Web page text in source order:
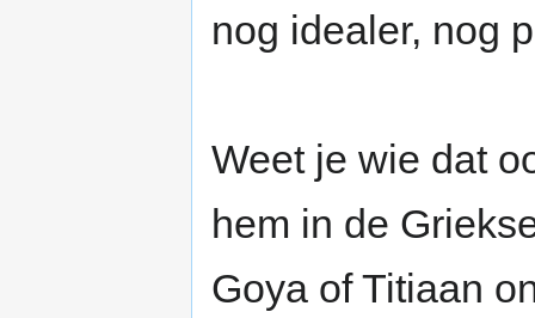
nog idealer, nog
Weet je wie dat
hem in de
Goya of Titiaan